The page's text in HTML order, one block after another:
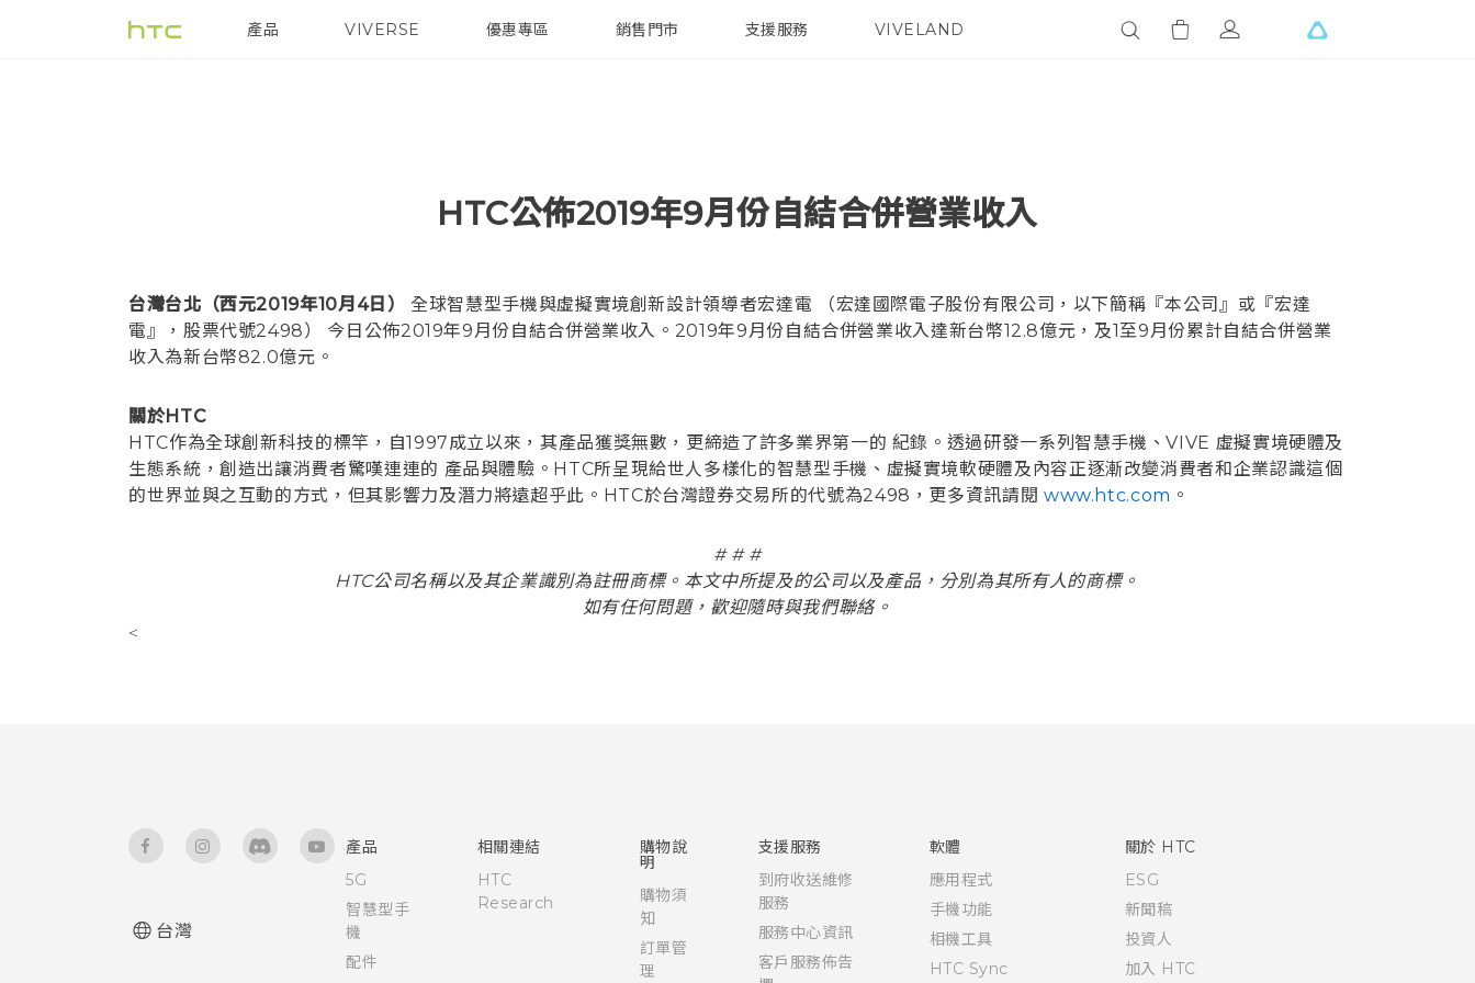
產品
VIVE G REIGNS 智慧型手機 配件
VIVERSE 優惠專區
焦點訊息 校園專案 企業採購
銷售門市
銷售通路 支援服務 VIVELAND
HTC公佈2019年9月份自結合併營業收入
台灣台北（西元2019年10月4日）
全球智慧型手機與虛擬實境創新設計領導者宏達電 （宏達國際電子股份有限公司，以下簡稱『本公司』或『宏達
電』，股票代號2498） 今日公佈2019年9月份自結合併營業收入。2019年9月份自結合併營業收入達新台幣12.8億元，及1至9月份累計自結合併營業
收入為新台幣82.0億元。
關於HTC
HTC作為全球創新科技的標竿，自1997成立以來，其產品獲獎無數，更締造了許多業界第一的 紀錄。透過研發一系列智慧手機、VIVE 虛擬實境硬體及
生態系統，創造出讓消費者驚嘆連連的 產品與體驗。HTC所呈現給世人多樣化的智慧型手機、虛擬實境軟硬體及內容正逐漸改變消費者和企業認識這個
的世界並與之互動的方式，但其影響力及潛力將遠超乎此。HTC於台灣證券交易所的代號為2498，更多資訊請閱 www.htc.com 。
# # #
HTC公司名稱以及其企業識別為註冊商標。本文中所提及的公司以及產品，分別為其所有人的商標。
如有任何問題，歡迎隨時與我們聯絡。
<
台灣
產品
5G
智慧型手
機
配件
相關連結
HTC
Research
購物說
明
購物須
知
訂單管
理
支援服務
到府收送維修
服務
服務中心資訊
客戶服務佈告
軟體
應用程式
手機功能
相機工具
HTC Sync
關於 HTC
ESG
新聞稿
投資人
加入 HTC